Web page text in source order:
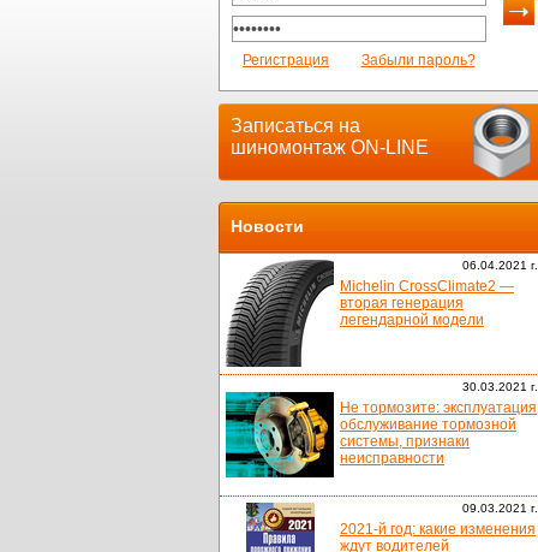
Регистрация Забыли пароль?
Записаться на
шиномонтаж ON-LINE
Новости
06.04.2021 г.
Michelin CrossClimate2 —
вторая генерация
легендарной модели
30.03.2021 г.
Не тормозите:
обслуживание тормозной
системы, признаки
неисправности
09.03.2021 г.
2021-й год: какие изменения
ждут водителей